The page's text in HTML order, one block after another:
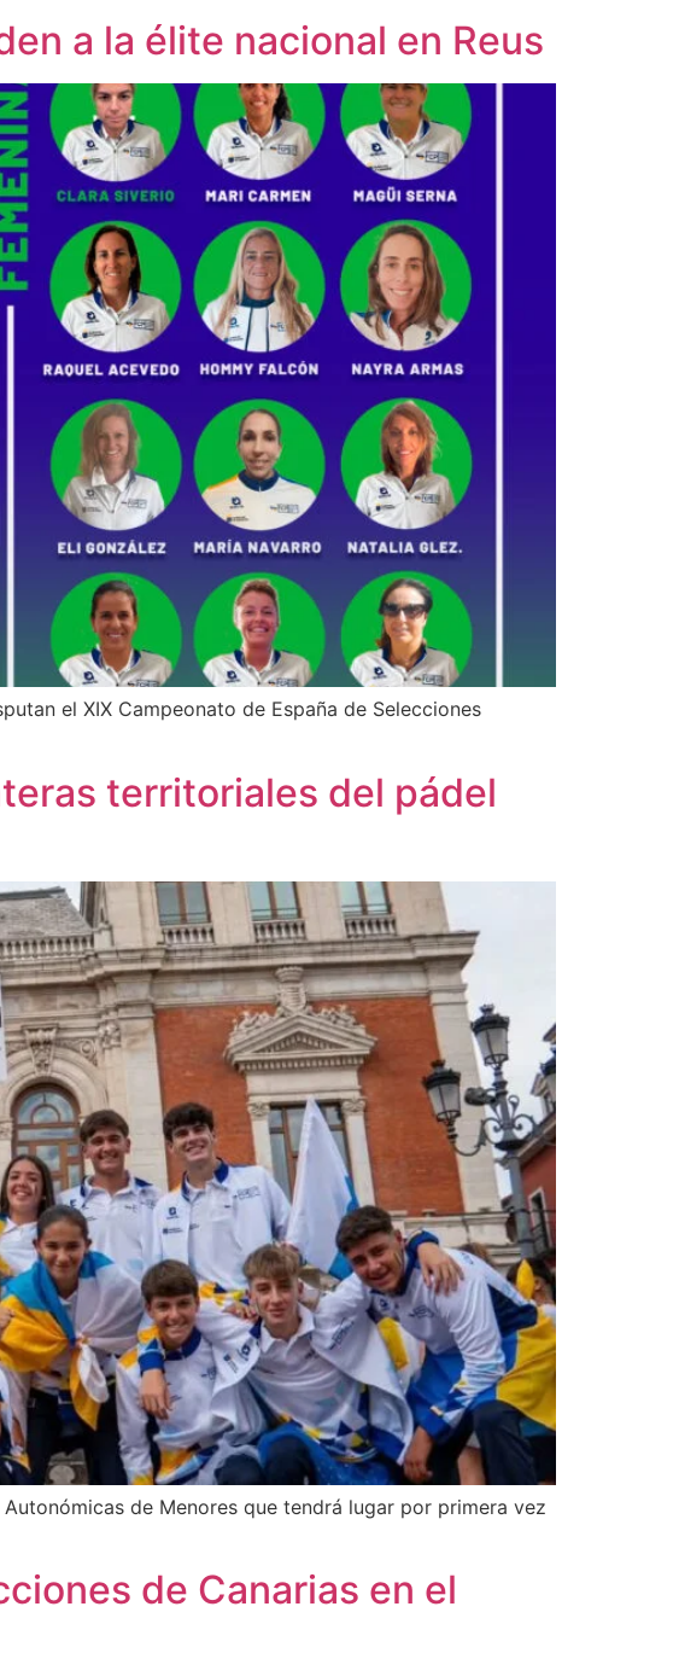
a la élite nacional en Reus
el XIX Campeonato de España de Selecciones
territoriales del pádel
de Menores que tendrá lugar por primera vez
de Canarias en el